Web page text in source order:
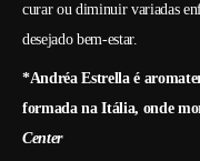
curar ou diminuir variadas
desejado bem-estar.
*Andréa Estrella é
formada na Itália, onde
Center